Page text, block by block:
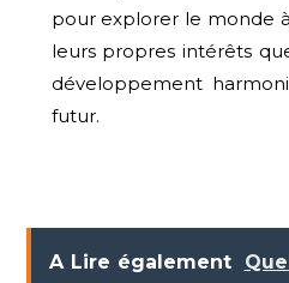
pour explorer le monde
leurs propres intérêts
développement
futur.
A Lire également